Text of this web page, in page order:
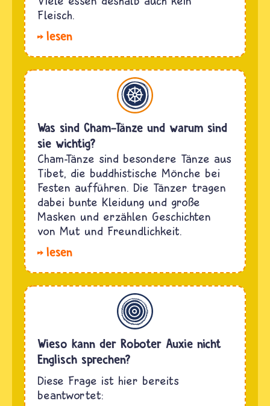
Fleisch.
lesen
Buddhismus
Was sind Cham-Tänze und warum sind
sie wichtig?
Cham-Tänze sind besondere Tänze aus
Tibet, die buddhistische Mönche bei
Festen aufführen. Die Tänzer tragen
dabei bunte Kleidung und große
Masken und erzählen Geschichten
von Mut und Freundlichkeit.
lesen
Allgemein
Wieso kann der Roboter Auxie nicht
Englisch sprechen?